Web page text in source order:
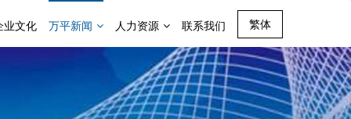
业文化 万平新闻 人力资源 联系我们 繁体